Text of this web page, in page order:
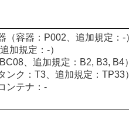
（容器：P002、追加規定：-
加規定：-）
、追加規定：B2, B3, B4）
ンク：T3、追加規定：TP33）
ンテナ：-